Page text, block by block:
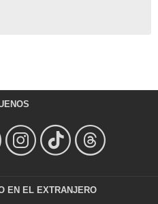
EN EL EXTRANJERO